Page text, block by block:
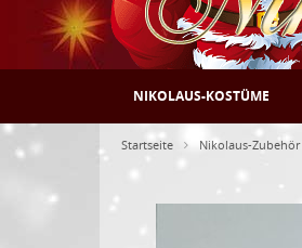
NIKOLAUS-KOSTÜME
Startseite Nikolaus-Zubehör